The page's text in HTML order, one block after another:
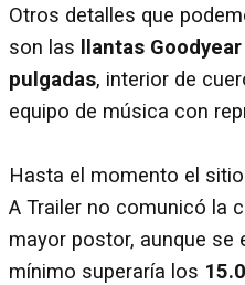
Otros detalles que
son las
llantas
pulgadas, interior de
equipo de música con
Hasta el momento el
A Trailer no comunicó la
mayor postor, aunque se
mínimo superaría los